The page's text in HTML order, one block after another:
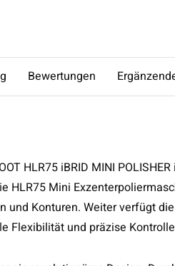
Bewertungen
HLR75 iBRID MINI
HLR75 Mini
und Konturen. Weiter verfügt
Flexibilität und präzise